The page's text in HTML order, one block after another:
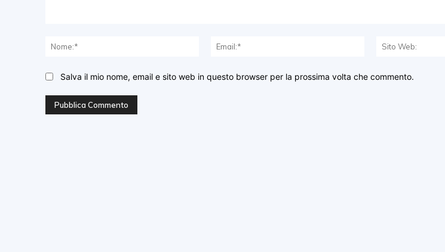
Nome:*
Email:*
Salva il mio nome, email e sito web in questo browser per la prossima volta che commento.